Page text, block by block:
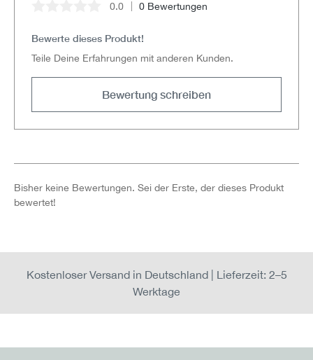
Durchschnittliche Bewertung von 0 von 5 Sternen
0.0 0 Bewertungen
Bewerte dieses Produkt!
Teile Deine Erfahrungen mit anderen Kunden.
Bewertung schreiben
Bisher keine Bewertungen. Sei der Erste, der dieses Produkt
bewertet!
Kostenloser Versand in Deutschland | Lieferzeit: 2–5
Werktage